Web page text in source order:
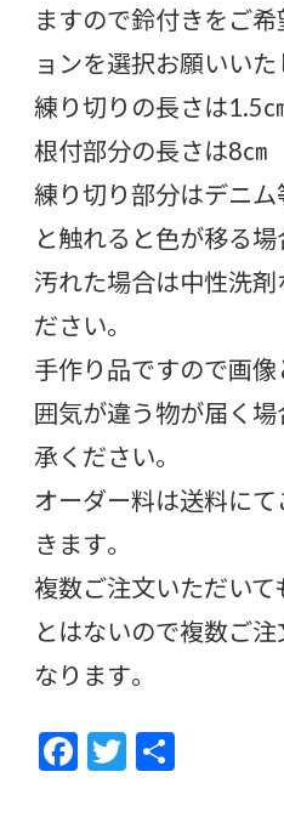
ますので鈴付きをご
ョンを選択お願いいた
練り切りの長さは1.5
根付部分の長さは8㎝
練り切り部分はデニ
と触れると色が移る場
汚れた場合は中性洗剤
ださい。
手作り品ですので画
囲気が違う物が届く
承ください。
オーダー料は送料に
きます。
複数ご注文いただい
とはないので複数ご
なります。
F
ac
T
w